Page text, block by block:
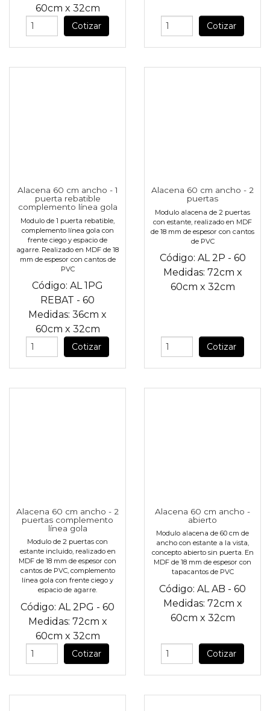
60cm x 32cm
Cotizar Cotizar
Alacena 60 cm ancho - 1
puerta rebatible
complemento línea gola
Modulo de 1 puerta rebatible,
complemento línea gola con
frente ciego y espacio de
agarre. Realizado en MDF de 18
mm de espesor con cantos de
PVC
Código: AL 1PG
REBAT - 60
Medidas: 36cm x
60cm x 32cm
Cotizar
Alacena 60 cm ancho - 2
puertas
Modulo alacena de 2 puertas
con estante, realizado en MDF
de 18 mm de espesor con cantos
de PVC
Código: AL 2P - 60
Medidas: 72cm x
60cm x 32cm
Cotizar
Alacena 60 cm ancho - 2
puertas complemento
línea gola
Modulo de 2 puertas con
estante incluido, realizado en
MDF de 18 mm de espesor con
cantos de PVC, complemento
línea gola con frente ciego y
espacio de agarre.
Código: AL 2PG - 60
Medidas: 72cm x
60cm x 32cm
Cotizar
Alacena 60 cm ancho -
abierto
Modulo alacena de 60 cm de
ancho con estante a la vista,
concepto abierto sin puerta. En
MDF de 18 mm de espesor con
tapacantos de PVC
Código: AL AB - 60
Medidas: 72cm x
60cm x 32cm
Cotizar